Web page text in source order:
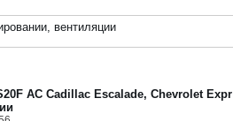
вентиляции
AC Cadillac Escalade, Chevrolet Expr